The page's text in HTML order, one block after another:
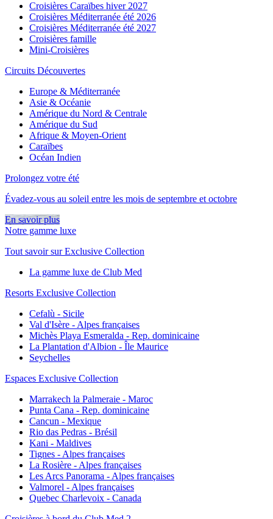
Croisières Caraïbes hiver 2027
Croisières Méditerranée été 2026
Croisières Méditerranée été 2027
Croisières famille
Mini-Croisières
Circuits Découvertes
Europe & Méditerranée
Asie & Océanie
Amérique du Nord & Centrale
Amérique du Sud
Afrique & Moyen-Orient
Caraïbes
Océan Indien
Prolongez votre été
Évadez-vous au soleil entre les mois de septembre et octobre
En savoir plus
Notre gamme luxe
Tout savoir sur Exclusive Collection
La gamme luxe de Club Med
Resorts Exclusive Collection
Cefalù - Sicile
Val d'Isère - Alpes françaises
Michès Playa Esmeralda - Rep. dominicaine
La Plantation d'Albion - Île Maurice
Seychelles
Espaces Exclusive Collection
Marrakech la Palmeraie - Maroc
Punta Cana - Rep. dominicaine
Cancun - Mexique
Rio das Pedras - Brésil
Kani - Maldives
Tignes - Alpes françaises
La Rosière - Alpes françaises
Les Arcs Panorama - Alpes françaises
Valmorel - Alpes françaises
Quebec Charlevoix - Canada